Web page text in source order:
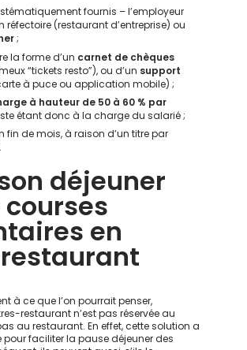
fournis – l’employeur
réfectoire (restaurant d’entreprise) ou
;
la forme d’un carnet de chèques
“tickets resto”), ou d’un support
à puce ou application mobile) ;
à hauteur de 50 à 60 % par
étant donc à la charge du salarié ;
fin de mois, à raison d’un titre par
déjeuner
courses
en
à ce que l’on pourrait penser,
restaurant n’est pas réservée au
au restaurant. En effet, cette solution a
pour faciliter la pause déjeuner des